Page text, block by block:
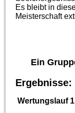
Es bleibt in
Meisterschaft
Ein
Ergebnisse:
Wertungslauf 1